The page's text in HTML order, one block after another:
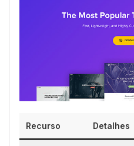
Recurso Detalhes